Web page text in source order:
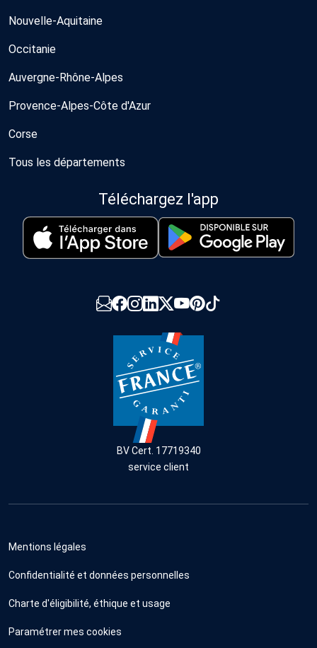
Nouvelle-Aquitaine
Occitanie
Auvergne-Rhône-Alpes
Provence-Alpes-Côte d'Azur
Corse
Tous les départements
Téléchargez l'app
BV Cert. 17719340
service client
Mentions légales
Confidentialité et données personnelles
Charte d'éligibilité, éthique et usage
Paramétrer mes cookies